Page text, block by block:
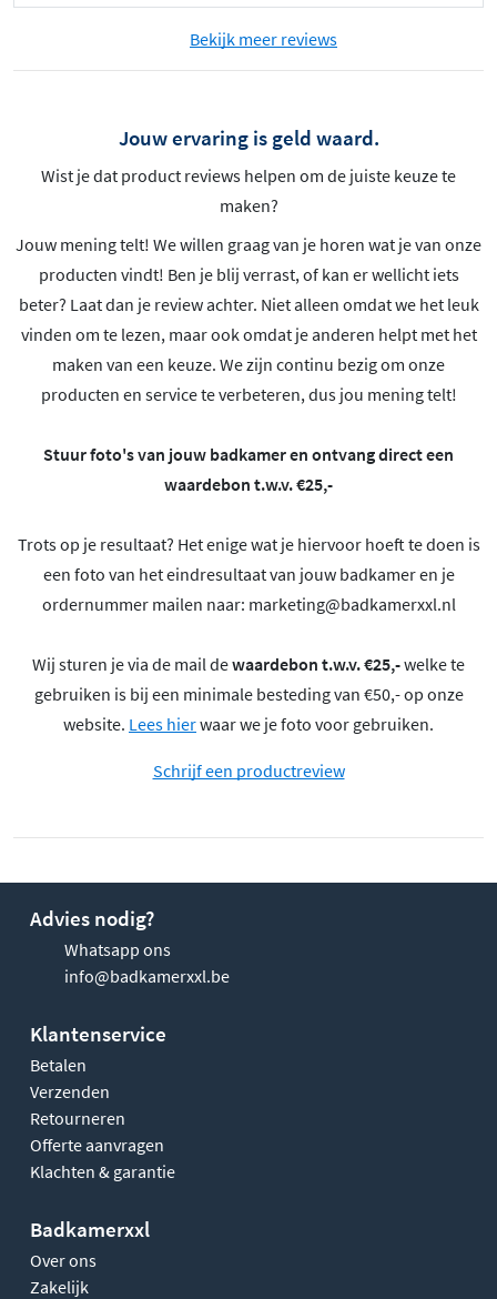
Bekijk meer reviews
Jouw ervaring is geld waard.
Wist je dat product reviews helpen om de juiste keuze te
maken?
Jouw mening telt! We willen graag van je horen wat je van onze
producten vindt! Ben je blij verrast, of kan er wellicht iets
beter? Laat dan je review achter. Niet alleen omdat we het leuk
vinden om te lezen, maar ook omdat je anderen helpt met het
maken van een keuze. We zijn continu bezig om onze
producten en service te verbeteren, dus jou mening telt!
Stuur foto's van jouw badkamer en ontvang direct een
waardebon t.w.v. €25,-
Trots op je resultaat? Het enige wat je hiervoor hoeft te doen is
een foto van het eindresultaat van jouw badkamer en je
ordernummer mailen naar: marketing@badkamerxxl.nl
Wij sturen je via de mail dewaardebon t.w.v. €25,-welke te
gebruiken is bij een minimale besteding van €50,- op onze
website. Lees hierwaar we je foto voor gebruiken.
Schrijf een productreview
Advies nodig?
Whatsapp ons
info@badkamerxxl.be
Klantenservice
Betalen
Verzenden
Retourneren
Offerte aanvragen
Klachten & garantie
Badkamerxxl
Over ons
Zakelijk